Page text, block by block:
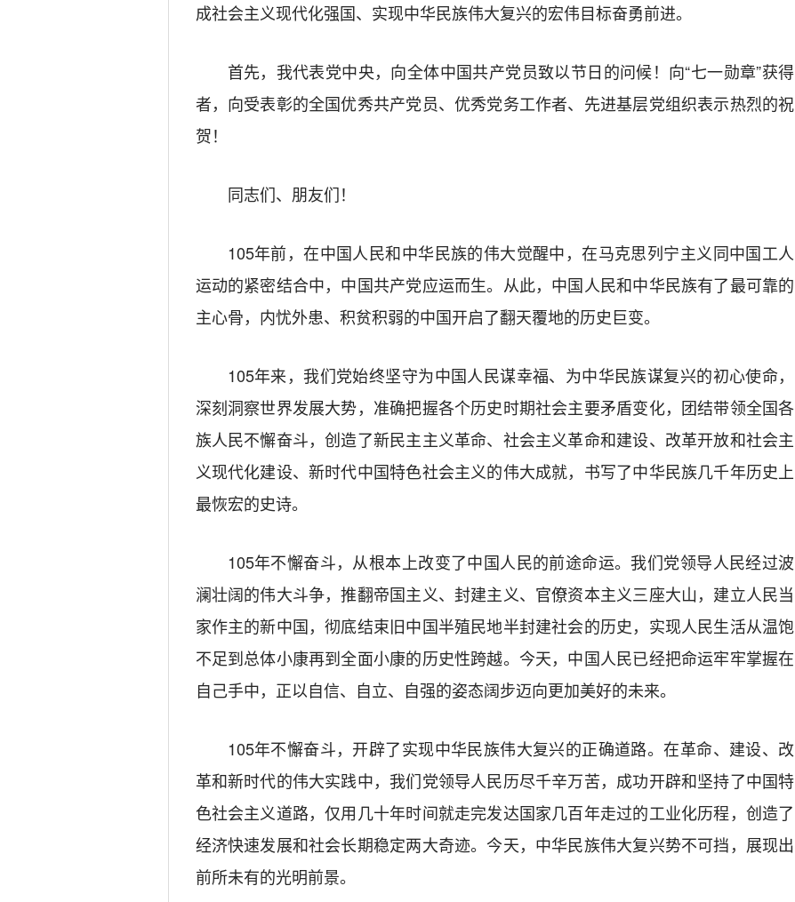
成社会主义现代化强国、实现中华民族伟大复兴的宏伟目标奋勇前进。
首先，我代表党中央，向全体中国共产党员致以节日的问候！向“七一勋章”获得
者，向受表彰的全国优秀共产党员、优秀党务工作者、先进基层党组织表示热烈的祝
贺！
同志们、朋友们！
105年前，在中国人民和中华民族的伟大觉醒中，在马克思列宁主义同中国工人
运动的紧密结合中，中国共产党应运而生。从此，中国人民和中华民族有了最可靠的
主心骨，内忧外患、积贫积弱的中国开启了翻天覆地的历史巨变。
105年来，我们党始终坚守为中国人民谋幸福、为中华民族谋复兴的初心使命，
深刻洞察世界发展大势，准确把握各个历史时期社会主要矛盾变化，团结带领全国各
族人民不懈奋斗，创造了新民主主义革命、社会主义革命和建设、改革开放和社会主
义现代化建设、新时代中国特色社会主义的伟大成就，书写了中华民族几千年历史上
最恢宏的史诗。
105年不懈奋斗，从根本上改变了中国人民的前途命运。我们党领导人民经过波
澜壮阔的伟大斗争，推翻帝国主义、封建主义、官僚资本主义三座大山，建立人民当
家作主的新中国，彻底结束旧中国半殖民地半封建社会的历史，实现人民生活从温饱
不足到总体小康再到全面小康的历史性跨越。今天，中国人民已经把命运牢牢掌握在
自己手中，正以自信、自立、自强的姿态阔步迈向更加美好的未来。
105年不懈奋斗，开辟了实现中华民族伟大复兴的正确道路。在革命、建设、改
革和新时代的伟大实践中，我们党领导人民历尽千辛万苦，成功开辟和坚持了中国特
色社会主义道路，仅用几十年时间就走完发达国家几百年走过的工业化历程，创造了
经济快速发展和社会长期稳定两大奇迹。今天，中华民族伟大复兴势不可挡，展现出
前所未有的光明前景。